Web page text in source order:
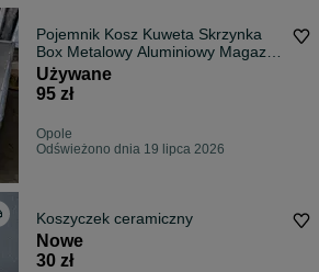
Pojemnik Kosz Kuweta Skrzynka
Box Metalowy Aluminiowy Magazyn
Warsztat
Używane
95 zł
Opole
Odświeżono dnia 19 lipca 2026
Koszyczek ceramiczny
Nowe
30 zł